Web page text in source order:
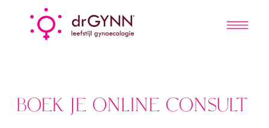
BOEK JE ONLINE CONSULT